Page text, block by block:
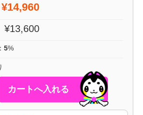
¥14,960
¥13,600
5%